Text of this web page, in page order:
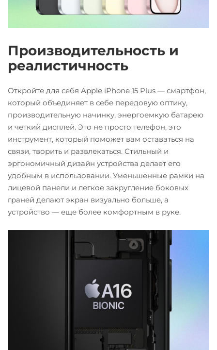
Производительность и
реалистичность
Откройте для себя Apple iPhone 15 Plus — смартфон,
который объединяет в себе передовую оптику,
производительную начинку, энергоемкую батарею
и четкий дисплей. Это не просто телефон, это
инструмент, который поможет вам оставаться на
связи, творить и развлекаться. Стильный и
эргономичный дизайн устройства делает его
удобным в использовании. Уменьшенные рамки на
лицевой панели и легкое закругление боковых
граней делают экран визуально больше, а
устройство — еще более комфортным в руке.